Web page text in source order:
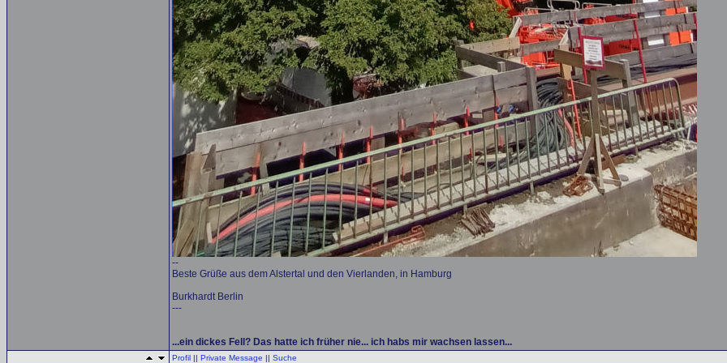
--
Beste Grüße aus dem Alstertal und den Vierlanden, in Hamburg
Burkhardt Berlin
---
...ein dickes Fell? Das hatte ich früher nie... ich habs mir wachsen lassen...
Profil || Private Message || Suche